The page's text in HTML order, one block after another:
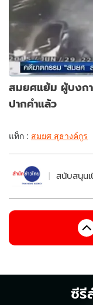
สมยศแย้ม ผู้บงก
ปากคำแล้ว
แท็ก : สมยศ สุธางค์กูร
สนับสนุนเ
ซีรี